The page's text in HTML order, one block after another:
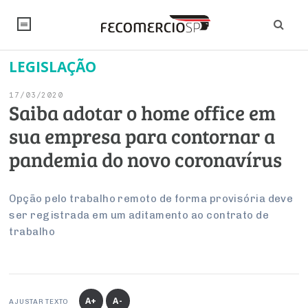
NOTÍCIAS
Editorial
Artigos
Institucional
PROJETOS ESPECIAIS:
UM BRASIL
Economia
Pesquisas
Brasil
Internacional
Inteligência Artificial
Legislação
Trabalho
Empresas
Negócios
Varejo
ESG
Últimas Notícias
SINDICATOS
PESQUISAS
FALE CONOSCO
INSTITUCIONAL
Sobre
Negociações Coletivas
Conselho de Turismo
Conselho de Emprego e Relações do Trabalho
EMPRESAS
LEGISLAÇÃO
17/03/2020
Saiba adotar o home office em
sua empresa para contornar a
pandemia do novo coronavírus
Opção pelo trabalho remoto de forma provisória deve
ser registrada em um aditamento ao contrato de
trabalho
AJUSTAR TEXTO A+ A-